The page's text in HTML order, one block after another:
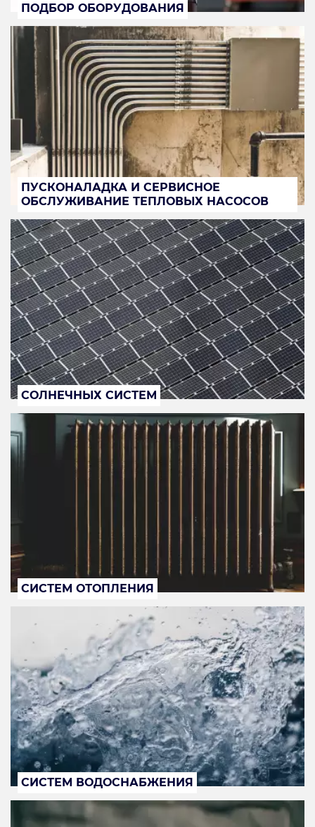
ПОДБОР ОБОРУДОВАНИЯ
ПУСКОНАЛАДКА И СЕРВИСНОЕ
ОБСЛУЖИВАНИЕ ТЕПЛОВЫХ НАСОСОВ
СОЛНЕЧНЫХ СИСТЕМ
СИСТЕМ ОТОПЛЕНИЯ
СИСТЕМ ВОДОСНАБЖЕНИЯ